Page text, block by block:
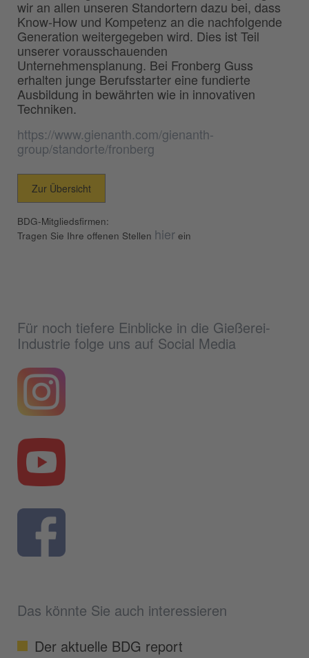
wir an allen unseren Standortern dazu bei, dass
Know-How und Kompetenz an die nachfolgende
Generation weitergegeben wird. Dies ist Teil
unserer vorausschauenden
Unternehmensplanung. Bei Fronberg Guss
erhalten junge Berufsstarter eine fundierte
Ausbildung in bewährten wie in innovativen
Techniken.
https://www.gienanth.com/gienanth-
group/standorte/fronberg
Zur Übersicht
BDG-Mitgliedsfirmen:
Tragen Sie Ihre offenen Stellen hier ein
Für noch tiefere Einblicke in die Gießerei-
Industrie folge uns auf Social Media
Das könnte Sie auch interessieren
Der aktuelle BDG report